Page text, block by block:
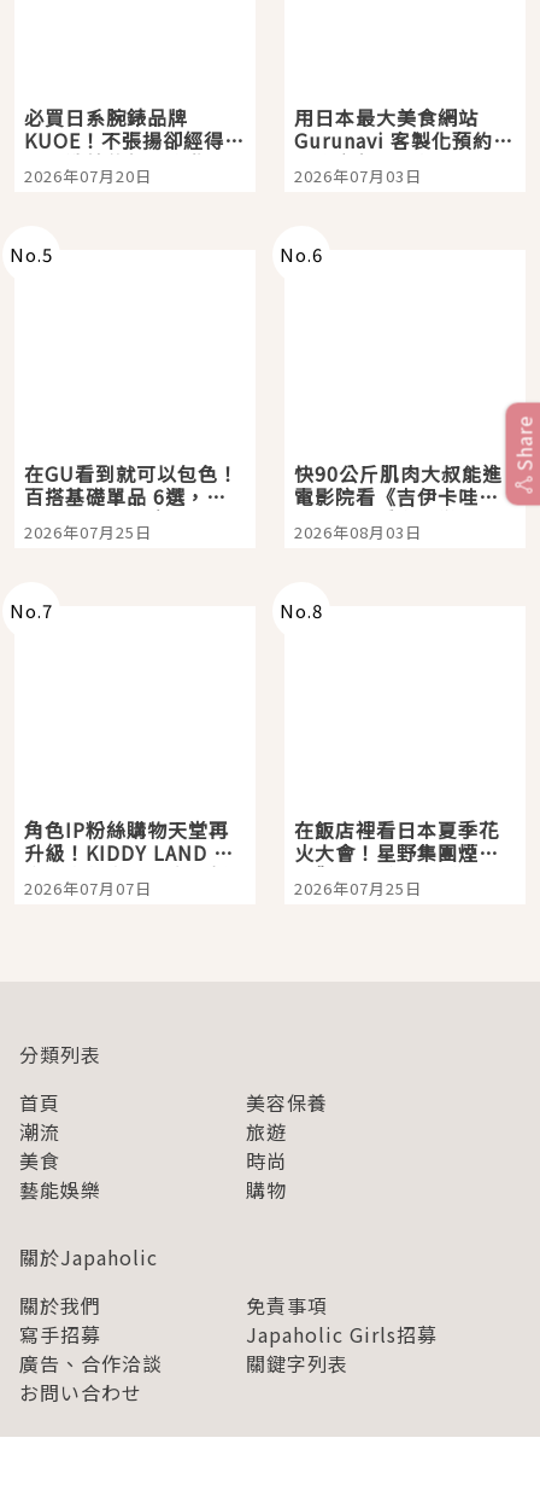
必買日系腕錶品牌
KUOE！不張揚卻經得起
時間洗鍊的經典之作五
選
2026年07月20日
用日本最大美食網站
Gurunavi 客製化預約九
大都市餐廳，打造專屬
美食體驗！
2026年07月03日
No.5
在GU看到就可以包色！
百搭基礎單品 6選，閉
眼全收也不心疼
2026年07月25日
No.6
快90公斤肌肉大叔能進
電影院看《吉伊卡哇》
嗎？日本重金屬樂團
「打首」會長與nagano
2026年08月03日
No.7
角色IP粉絲購物天堂再
升級！KIDDY LAND 原
宿店吉伊卡哇迎客，新
開幕 OMOKADO 店3分
2026年07月07日
No.8
在飯店裡看日本夏季花
火大會！星野集團煙火
景觀飯店6選，讓你不用
人擠人悠閒欣賞
2026年07月25日
Share
分類列表
首頁
美容保養
潮流
旅遊
美食
時尚
藝能娛樂
購物
關於Japaholic
關於我們
免責事項
寫手招募
Japaholic Girls招募
廣告、合作洽談
關鍵字列表
お問い合わせ